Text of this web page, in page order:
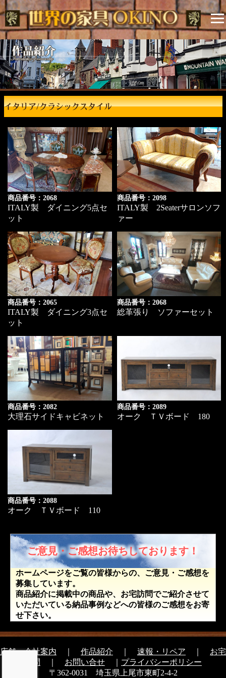
イタリア/クラシックスタイル
商品番号：2068
ITALY製 ダイニング5点セ
ット
商品番号：2098
ITALY製 2Seaterサロンソフ
ァー
商品番号：2065
ITALY製 ダイニング3点セ
ット
商品番号：2068
総革張り ソファーセット
商品番号：2082
大理石サイドキャビネット
商品番号：2089
オーク ＴＶボード 180
商品番号：2088
オーク ＴＶボード 110
ご意見・ご感想お待ちしております！
ホームページをご覧の皆様からの、ご意見・ご感想を
募集しています。
商品紹介に掲載中の商品や、お宅訪問でご紹介させて
いただいている納品事例などへの皆様のご感想をお寄
せ下さい。
店舗・会社案内 作品紹介 速報・リペア
お宅
訪問
お問い合せ
プライバシーポリシー
〒362-0031 埼玉県上尾市東町2-4-2